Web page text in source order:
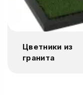
Цветники из
гранита